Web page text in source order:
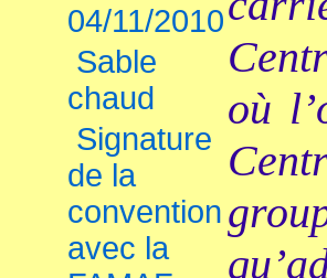
04/11/2010
Sable
chaud
Signature
de la
convention
avec la
où